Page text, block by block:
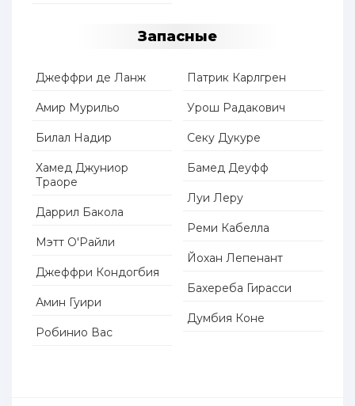
Запасные
Джеффри де Ланж
Амир Мурильо
Билал Надир
Хамед Джуниор
Траоре
Даррил Бакола
Мэтт О'Райли
Джеффри Кондогбия
Амин Гуири
Робинио Вас
Патрик Карлгрен
Урош Радакович
Секу Дукуре
Бамед Деуфф
Луи Леру
Реми Кабелла
Йохан Лепенант
Бахереба Гирасси
Думбия Коне